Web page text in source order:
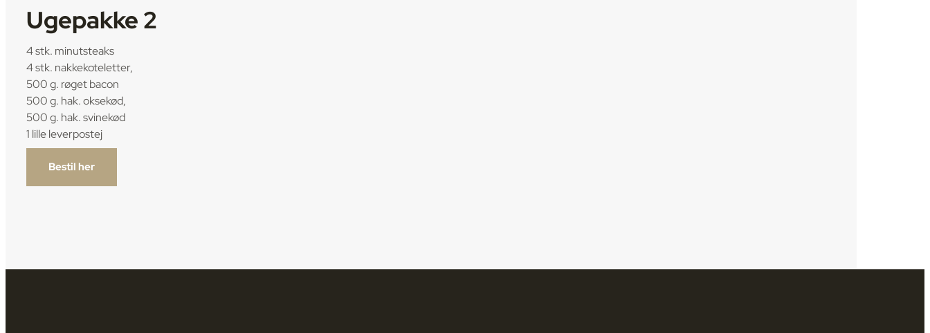
Ugepakke 2
4 stk. minutsteaks
4 stk. nakkekoteletter,
500 g. røget bacon
500 g. hak. oksekød,
500 g. hak. svinekød
1 lille leverpostej
Bestil her